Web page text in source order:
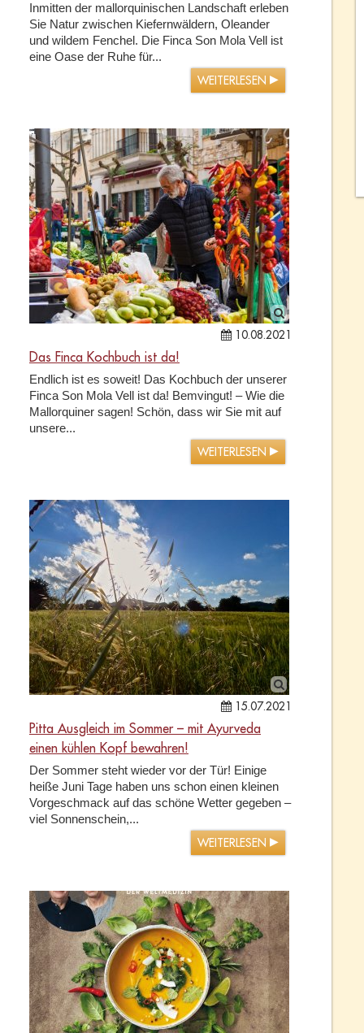
Inmitten der mallorquinischen Landschaft erleben
Sie Natur zwischen Kiefernwäldern, Oleander
und wildem Fenchel. Die Finca Son Mola Vell ist
eine Oase der Ruhe für...
WEITERLESEN
10.08.2021
Das Finca Kochbuch ist da!
Endlich ist es soweit! Das Kochbuch der unserer
Finca Son Mola Vell ist da! Bemvingut! – Wie die
Mallorquiner sagen! Schön, dass wir Sie mit auf
unsere...
WEITERLESEN
15.07.2021
Pitta Ausgleich im Sommer – mit Ayurveda
einen kühlen Kopf bewahren!
Der Sommer steht wieder vor der Tür! Einige
heiße Juni Tage haben uns schon einen kleinen
Vorgeschmack auf das schöne Wetter gegeben –
viel Sonnenschein,...
WEITERLESEN